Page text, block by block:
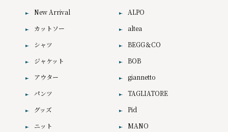
New Arrival
カットソー
シャツ
ジャケット
アウター
パンツ
グッズ
ニット
ALPO
altea
BEGG＆CO
BOB
giannetto
TAGLIATORE
Pid
MANO